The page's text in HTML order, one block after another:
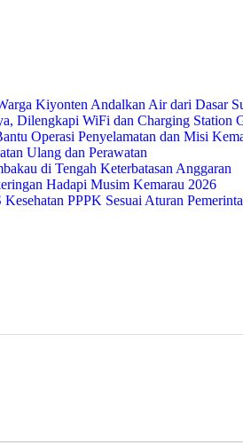
Kiyonten Andalkan Air dari Dasar
Dilengkapi WiFi dan Charging Station
Operasi Penyelamatan dan Misi
Ulang dan Perawatan
di Tengah Keterbatasan Anggaran
Hadapi Musim Kemarau 2026
PPPK Sesuai Aturan